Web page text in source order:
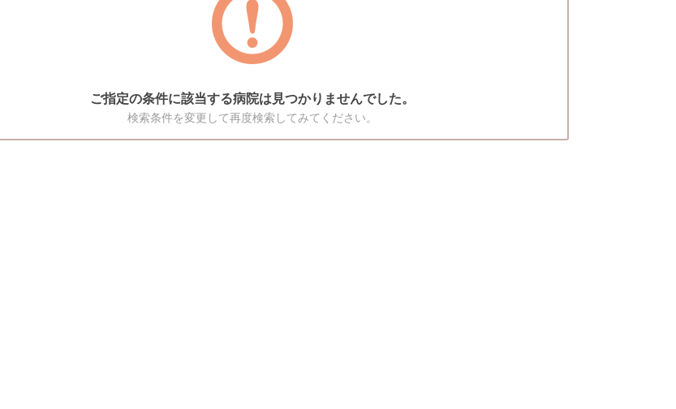
ご指定の条件に該当する病院は見つかりませんでした。
検索条件を変更して再度検索してみてください。